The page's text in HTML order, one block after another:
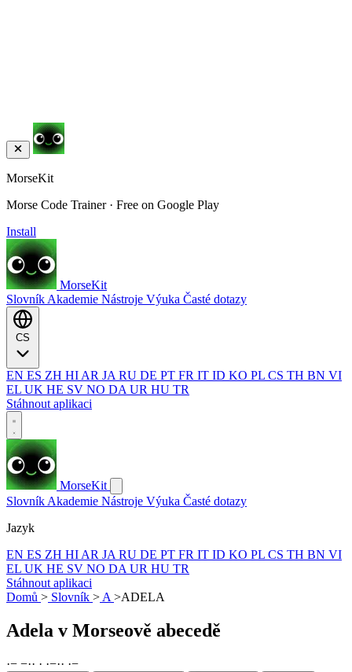
MorseKit
Morse Code Trainer · Free on Google Play
Install
MorseKit
Slovník Akademie Nástroje Výuka Časté dotazy
EN ES ZH HI AR JA RU DE PT FR IT ID KO PL CS TH BN VI
EL UK HE SV NO DA UR HU TR
Stáhnout aplikaci
MorseKit
Slovník Akademie Nástroje Výuka Časté dotazy
Jazyk
EN ES ZH HI AR JA RU DE PT FR IT ID KO PL CS TH BN VI
EL UK HE SV NO DA UR HU TR
Stáhnout aplikaci
Domů > Slovník > A >ADELA
Adela v Morseově abecedě
·− −·· · ·−·· ·−